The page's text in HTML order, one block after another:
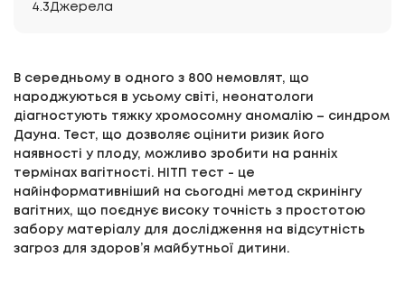
Джерела
В середньому в одного з 800 немовлят, що
народжуються в усьому світі, неонатологи
діагностують тяжку хромосомну аномалію – синдром
Дауна. Тест, що дозволяє оцінити ризик його
наявності у плоду, можливо зробити на ранніх
термінах вагітності. НІТП тест - це
найінформативніший на сьогодні метод скринінгу
вагітних, що поєднує високу точність з простотою
забору матеріалу для дослідження на відсутність
загроз для здоров’я майбутньої дитини.